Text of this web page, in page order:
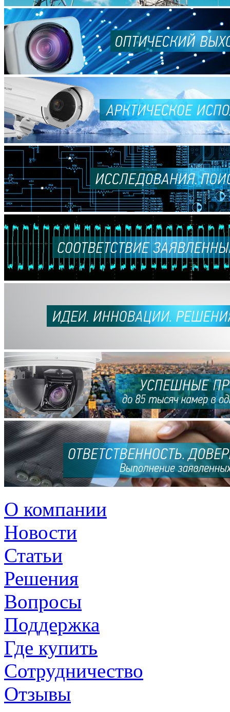
О компании
Новости
Статьи
Решения
Вопросы
Поддержка
Где купить
Сотрудничество
Отзывы